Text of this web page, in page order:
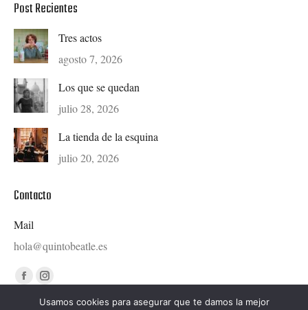
Post Recientes
Tres actos
agosto 7, 2026
Los que se quedan
julio 28, 2026
La tienda de la esquina
julio 20, 2026
Contacto
Mail
hola@quintobeatle.es
Find us on:
Facebook
page
Instagram
page
Usamos cookies para asegurar que te damos la mejor